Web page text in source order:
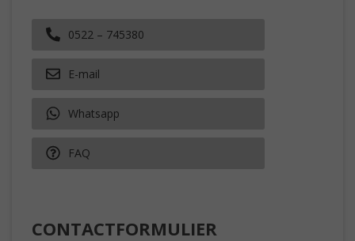
0522 – 745380
E-mail
Whatsapp
FAQ
CONTACTFORMULIER